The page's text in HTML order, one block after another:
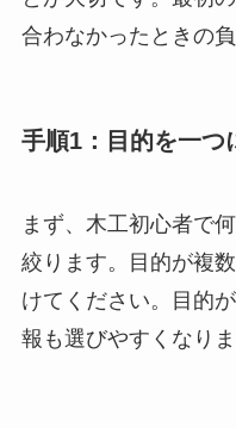
合わなかったときの
手順1：目的を一つ
まず、木工初心者で
絞ります。目的が複
けてください。目的
報も選びやすくなりま